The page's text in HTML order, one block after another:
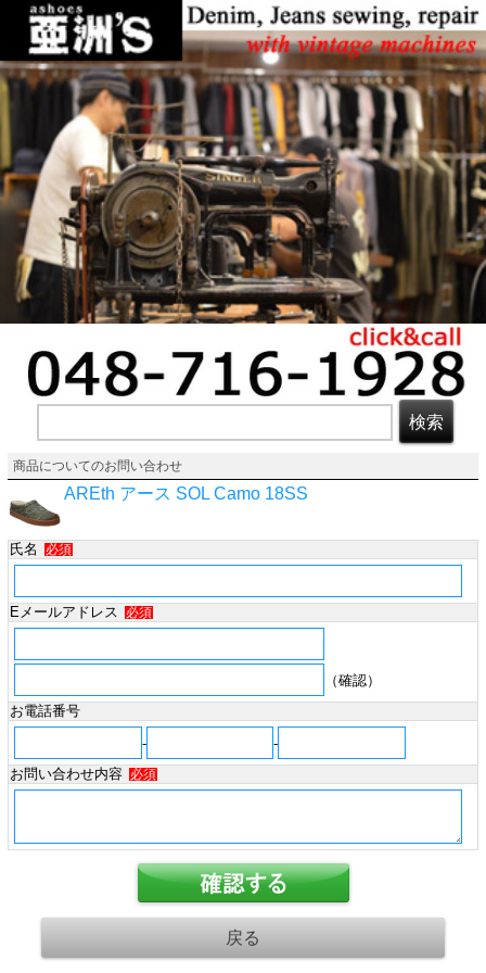
商品についてのお問い合わせ
AREth アース SOL Camo 18SS
氏名 必須
Eメールアドレス 必須
（確認）
お電話番号
-
-
お問い合わせ内容
必須